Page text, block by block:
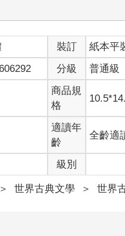
旦上工卻又很能幹活。他從
布瓦語跟艾迪和比利．泰伯
，來回搖晃，讓原木脫離沙
木棍，沙裡的原木鬆動。迪克
「你偷了上好的原木。」
醫生説:「這是漂流木。」
原木從溼漉沙地中勾出來，朝
．波頓喊著。
」醫生問。
好鋸。我來瞧瞧這木頭是誰
日下艾迪和比利．泰伯蕭滿
跪在沙地上，仔細讀起原木底
裝訂
紙本平
分級 普通級
商品規
格
適讀年
齡
全齡適
級別
＞ 世界古典文學 ＞ 世界